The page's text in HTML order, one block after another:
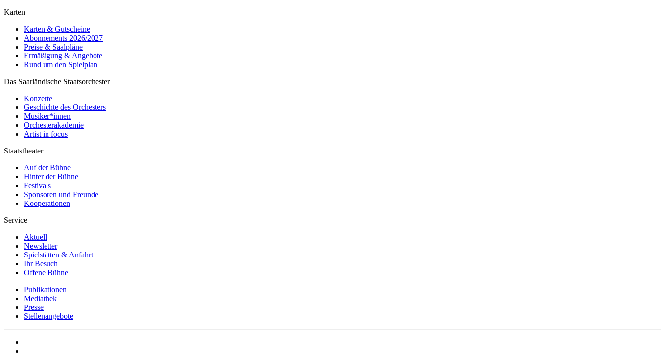
Karten
Karten & Gutscheine
Abonnements 2026/2027
Preise & Saalpläne
Ermäßigung & Angebote
Rund um den Spielplan
Das Saarländische Staatsorchester
Konzerte
Geschichte des Orchesters
Musiker*innen
Orchesterakademie
Artist in focus
Staatstheater
Auf der Bühne
Hinter der Bühne
Festivals
Sponsoren und Freunde
Kooperationen
Service
Aktuell
Newsletter
Spielstätten & Anfahrt
Ihr Besuch
Offene Bühne
Publikationen
Mediathek
Presse
Stellenangebote